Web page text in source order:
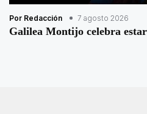
Por Redacción 7 agosto 2026
Galilea Montijo celebra